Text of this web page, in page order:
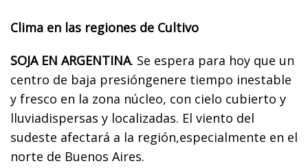
Clima en las regiones de Cultivo
SOJA EN ARGENTINA. Se espera para hoy que un
centro de baja presióngenere tiempo inestable
y fresco en la zona núcleo, con cielo cubierto y
lluviadispersas y localizadas. El viento del
sudeste afectará a la región,especialmente en el
norte de Buenos Aires.